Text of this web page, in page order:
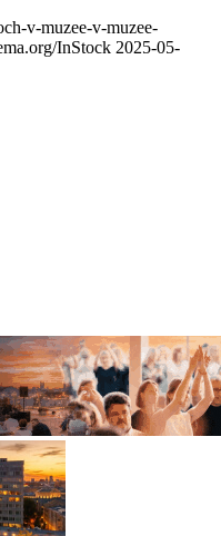
v-muzee-v-muzee-
InStock 2025-05-